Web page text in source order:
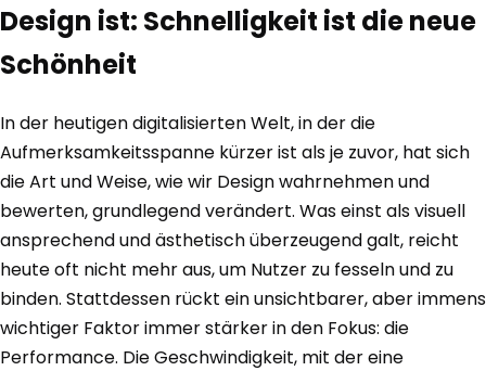
Design ist: Schnelligkeit ist die neue
Schönheit
In der heutigen digitalisierten Welt, in der die
Aufmerksamkeitsspanne kürzer ist als je zuvor, hat sich
die Art und Weise, wie wir Design wahrnehmen und
bewerten, grundlegend verändert. Was einst als visuell
ansprechend und ästhetisch überzeugend galt, reicht
heute oft nicht mehr aus, um Nutzer zu fesseln und zu
binden. Stattdessen rückt ein unsichtbarer, aber immens
wichtiger Faktor immer stärker in den Fokus: die
Performance. Die Geschwindigkeit, mit der eine